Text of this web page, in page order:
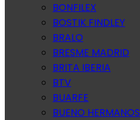
BONFILEX
BOSTIK FINDLEY
BRALO
BRESME MADRID
BRITA IBERIA
BTV
BUARFE
BUENO HERMANOS